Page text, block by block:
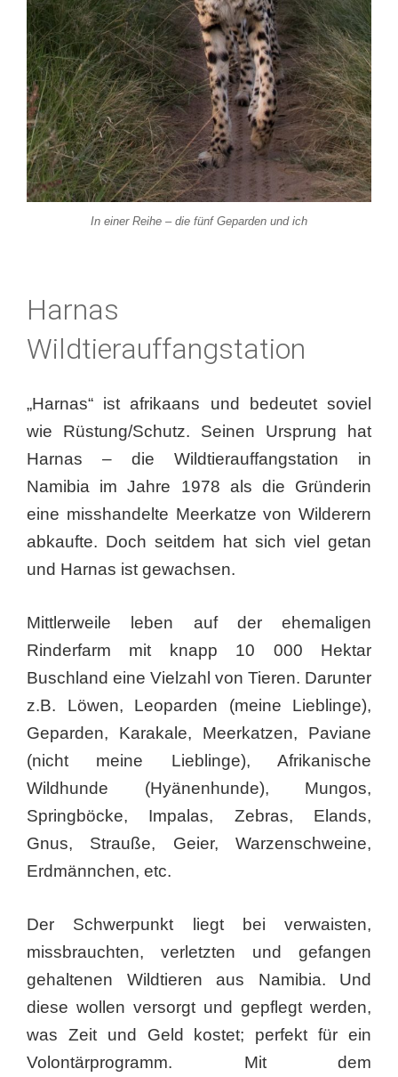
In einer Reihe – die fünf Geparden und ich
Harnas
Wildtierauffangstation
„Harnas“ ist afrikaans und bedeutet soviel
wie Rüstung/Schutz. Seinen Ursprung hat
Harnas – die Wildtierauffangstation in
Namibia im Jahre 1978 als die Gründerin
eine misshandelte Meerkatze von Wilderern
abkaufte. Doch seitdem hat sich viel getan
und Harnas ist gewachsen.
Mittlerweile leben auf der ehemaligen
Rinderfarm mit knapp 10 000 Hektar
Buschland eine Vielzahl von Tieren. Darunter
z.B. Löwen, Leoparden (meine Lieblinge),
Geparden, Karakale, Meerkatzen, Paviane
(nicht meine Lieblinge), Afrikanische
Wildhunde (Hyänenhunde), Mungos,
Springböcke, Impalas, Zebras, Elands,
Gnus, Strauße, Geier, Warzenschweine,
Erdmännchen, etc.
Der Schwerpunkt liegt bei verwaisten,
missbrauchten, verletzten und gefangen
gehaltenen Wildtieren aus Namibia. Und
diese wollen versorgt und gepflegt werden,
was Zeit und Geld kostet; perfekt für ein
Volontärprogramm. Mit dem